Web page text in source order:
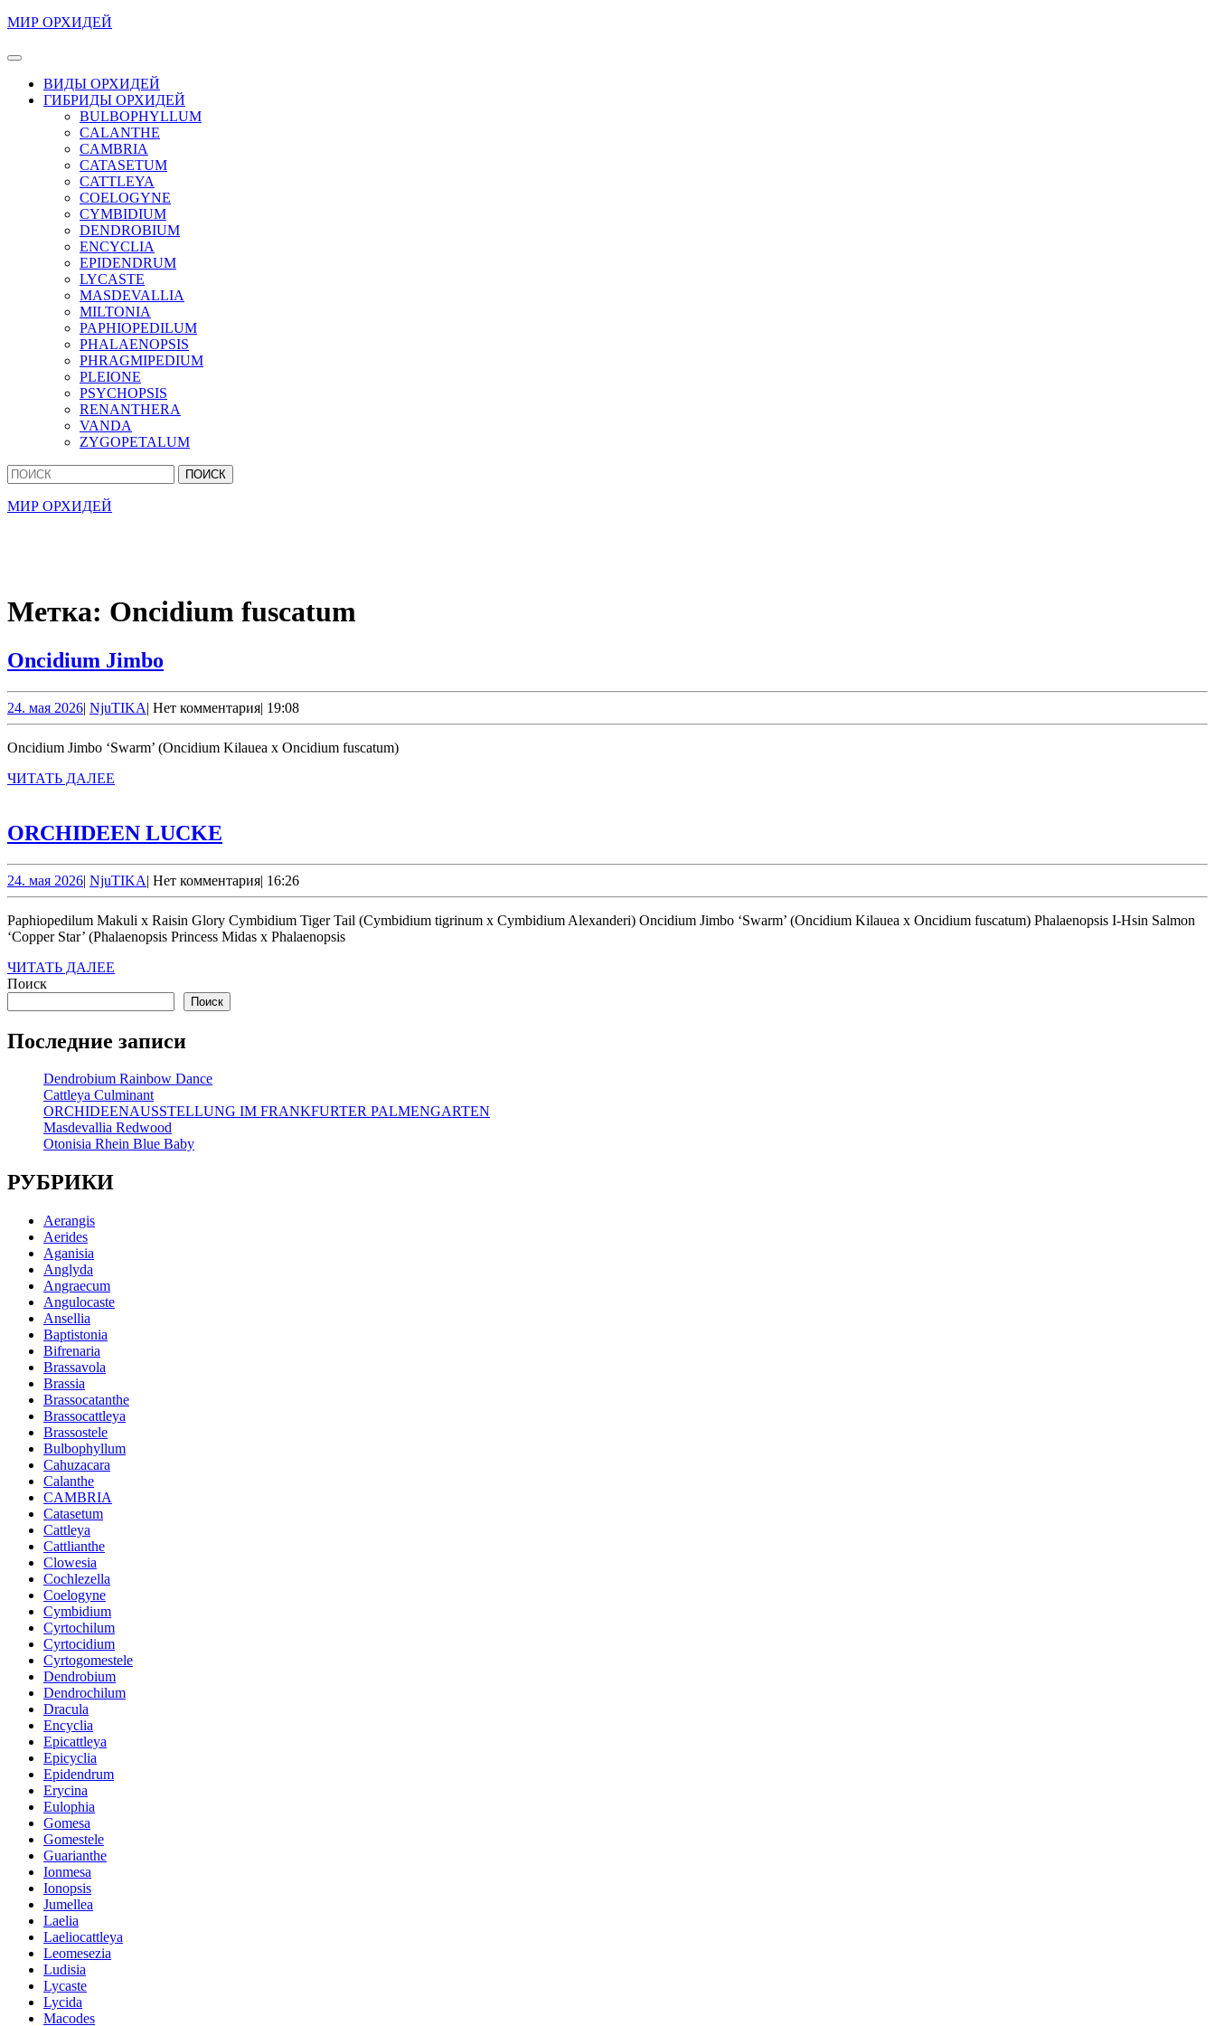
Перейти
содержимому
содержимому
МИР ОРХИДЕЙ
Кнопка
ОткрытьВИДЫ ОРХИДЕЙ
ГИБРИДЫ ОРХИДЕЙ
BULBOPHYLLUM
CALANTHE
CAMBRIA
CATASETUM
CATTLEYA
COELOGYNE
CYMBIDIUM
DENDROBIUM
ENCYCLIA
EPIDENDRUM
LYCASTE
MASDEVALLIA
MILTONIA
PAPHIOPEDILUM
PHALAENOPSIS
PHRAGMIPEDIUM
PLEIONE
PSYCHOPSIS
RENANTHERA
VANDA
ZYGOPETALUM
Кнопка
Закрыть
Найти:
МИР ОРХИДЕЙ
Метка: Oncidium fuscatum
Oncidium Jimbo
24. мая 202624.
мая
2026
| NjuTIKANjuTIKA
| Нет комментария| 19:08
Oncidium Jimbo ‘Swarm’ (Oncidium Kilauea x Oncidium fuscatum)
ЧИТАТЬ ДАЛЕЕ
ORCHIDEEN LUCKE
24. мая 202624.
мая
2026
| NjuTIKANjuTIKA
| Нет комментария| 16:26
Paphiopedilum Makuli х Raisin Glory Cymbidium Tiger Tail (Cymbidium tigrinum x Cymbidium Alexanderi) Oncidium Jimbo ‘Swarm’ (Oncidium Kilauea x Oncidium fuscatum) Phalaenopsis I-Hsin Salmon
‘Copper Star’ (Phalaenopsis Princess Midas x Phalaenopsis
ЧИТАТЬ ДАЛЕЕ
Поиск
Поиск
Последние записи
Dendrobium Rainbow Dance
Cattleya Culminant
ORCHIDEENAUSSTELLUNG IM FRANKFURTER PALMENGARTEN
Masdevallia Redwood
Otonisia Rhein Blue Baby
РУБРИКИ
Aerangis
Aerides
Aganisia
Anglyda
Angraecum
Angulocaste
Ansellia
Baptistonia
Bifrenaria
Brassavola
Brassia
Brassocatanthe
Brassocattleya
Brassostele
Bulbophyllum
Cahuzacara
Calanthe
CAMBRIA
Catasetum
Cattleya
Cattlianthe
Clowesia
Cochlezella
Coelogyne
Cymbidium
Cyrtochilum
Cyrtocidium
Cyrtogomestele
Dendrobium
Dendrochilum
Dracula
Encyclia
Epicattleya
Epicyclia
Epidendrum
Erycina
Eulophia
Gomesa
Gomestele
Guarianthe
Ionmesa
Ionopsis
Jumellea
Laelia
Laeliocattleya
Leomesezia
Ludisia
Lycaste
Lycida
Macodes